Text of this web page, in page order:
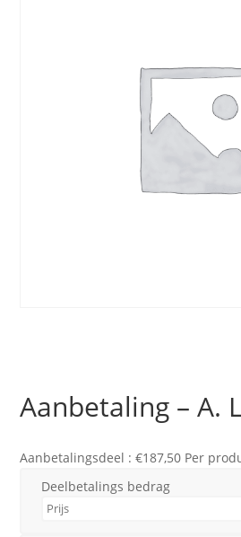
Aanbetaling – A.
Aanbetalingsdeel :€187,50 Per
Deelbetalings bedrag